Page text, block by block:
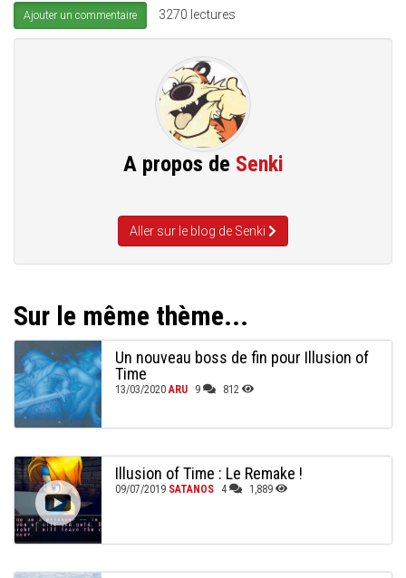
Ajouter un commentaire 3270 lectures
A propos de Senki
Aller sur le blog de Senki
Sur le même thème...
Un nouveau boss de fin pour Illusion of
Time
13/03/2020ARU 9 812
Illusion of Time : Le Remake !
09/07/2019 SATANOS 4 1,889